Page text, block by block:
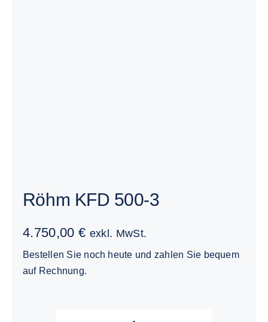
Röhm KFD 500-3
4.750,00 € exkl. MwSt.
Bestellen Sie noch heute und zahlen Sie bequem
auf Rechnung.